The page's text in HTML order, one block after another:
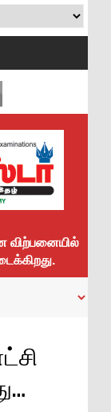
விற்பனையில்